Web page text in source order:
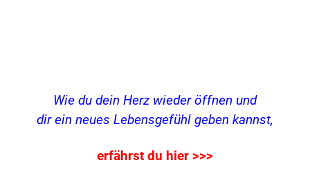
Wie du dein Herz wieder öffnen und
dir ein neues Lebensgefühl geben kannst,
erfährst du hier >>>